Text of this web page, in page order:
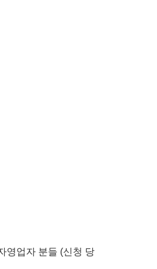
영업자 분들 (신청 당